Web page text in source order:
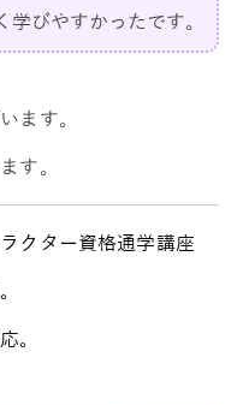
びやすかったです。
ます。
す。
クター資格通学講座
。